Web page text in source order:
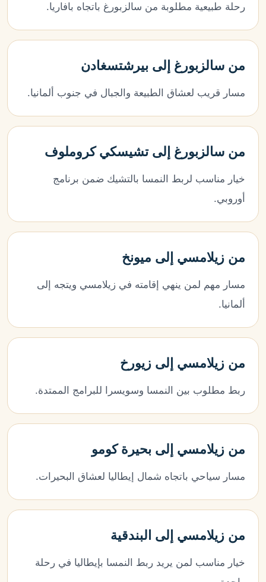
رحلة طبيعية مطلوبة من سالزبورغ باتجاه بافاريا.
من سالزبورغ إلى بيرشتسغادن
مسار قريب لعشاق الطبيعة والجبال في جنوب ألمانيا.
من سالزبورغ إلى تشيسكي كروملوف
خيار مناسب لربط النمسا بالتشيك ضمن برنامج
أوروبي.
من زيلامسي إلى ميونخ
مسار مهم لمن ينهي إقامته في زيلامسي ويتجه إلى
ألمانيا.
من زيلامسي إلى زيورخ
ربط مطلوب بين النمسا وسويسرا للبرامج الممتدة.
من زيلامسي إلى بحيرة كومو
مسار سياحي باتجاه شمال إيطاليا لعشاق البحيرات.
من زيلامسي إلى البندقية
خيار مناسب لمن يريد ربط النمسا بإيطاليا في رحلة